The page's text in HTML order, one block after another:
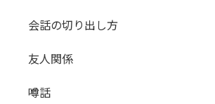
会話の切り出し方
友人関係
噂話